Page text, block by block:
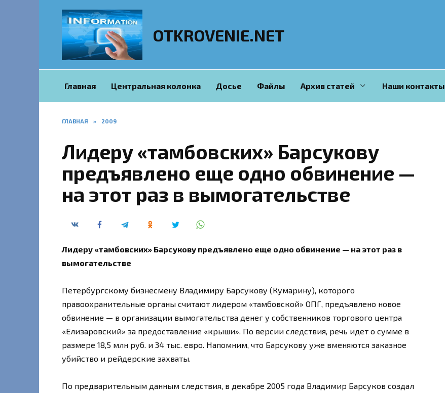
OTKROVENIE.NET
Главная Центральная колонка Досье Файлы Архив статей Наши контакты
ГЛАВНАЯ » 2009
Лидеру «тамбовских» Барсукову
предъявлено еще одно обвинение —
на этот раз в вымогательстве
Лидеру «тамбовских» Барсукову предъявлено еще одно обвинение — на этот раз в
вымогательстве
Петербургскому бизнесмену Владимиру Барсукову (Кумарину), которого
правоохранительные органы считают лидером «тамбовской» ОПГ, предъявлено новое
обвинение — в организации вымогательства денег у собственников торгового центра
«Елизаровский» за предоставление «крыши». По версии следствия, речь идет о сумме в
размере 18,5 млн руб. и 34 тыс. евро. Напомним, что Барсукову уже вменяются заказное
убийство и рейдерские захваты.
По предварительным данным следствия, в декабре 2005 года Владимир Барсуков создал